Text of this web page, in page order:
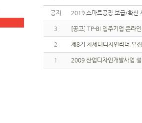
공지 2019 스마트공장 보급/확
3 [공고] TP-BI 입주기업 온라
2 제8기 차세대디자인리더 모
1 2009 산업디자인개발사업